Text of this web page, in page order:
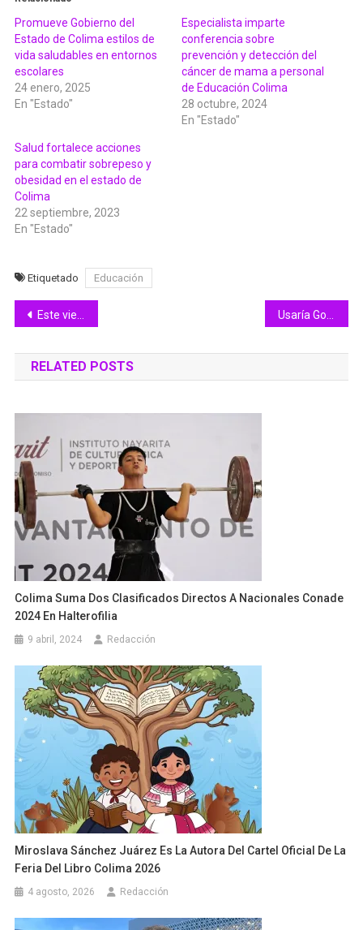
Promueve Gobierno del
Estado de Colima estilos de
vida saludables en entornos
escolares
24 enero, 2025
En "Estado"
Especialista imparte
conferencia sobre
prevención y detección del
cáncer de mama a personal
de Educación Colima
28 octubre, 2024
En "Estado"
Salud fortalece acciones
para combatir sobrepeso y
obesidad en el estado de
Colima
22 septiembre, 2023
En "Estado"
Etiquetado Educación
Navegación
de
entradas
Este viernes es la elección de la Embajadora de la Feria de Colima 2023 Usaría Gobierno Colima Fondo creado por Indira para atender daños por Lidia
RELATED POSTS
Colima Suma Dos Clasificados Directos A Nacionales Conade
2024 En Halterofilia
9 abril, 2024 Redacción
Miroslava Sánchez Juárez Es La Autora Del Cartel Oficial De La
Feria Del Libro Colima 2026
4 agosto, 2026 Redacción